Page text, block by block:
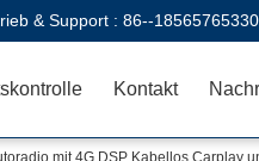
& Support : 86--18565765330
Kontakt
mit 4G DSP Kabellos Carplay